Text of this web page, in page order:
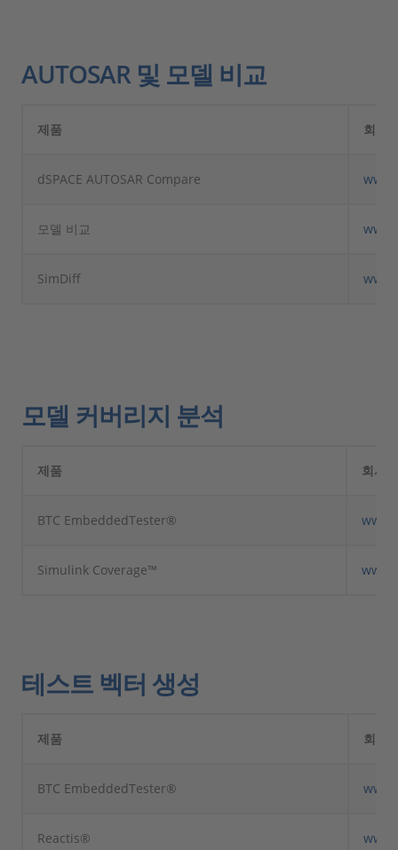
AUTOSAR 및 모델 비교
제품 회사
dSPACE AUTOSAR Compare
모델 비교
SimDiff
모델 커버리지 분석
제품 회사
BTC EmbeddedTester®
Simulink Coverage™
테스트 벡터 생성
제품 회사
BTC EmbeddedTester®
Reactis®